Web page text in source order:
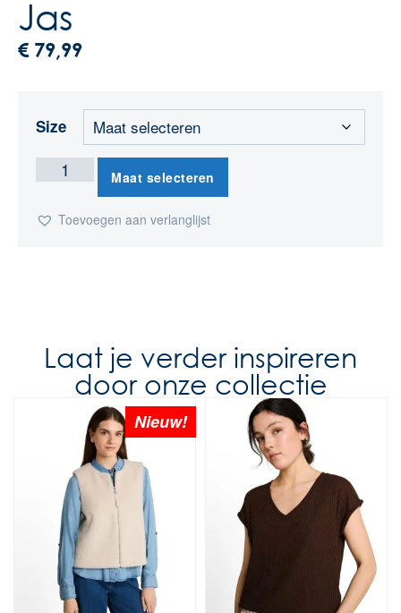
Jas
€ 79,99
Size
Maat selecteren
Toevoegen aan verlanglijst
Laat je verder inspireren
door onze collectie
Nieuw!